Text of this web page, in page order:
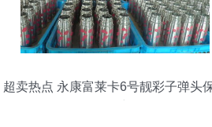
超卖热点 永康富莱卡6号靓彩子弹头